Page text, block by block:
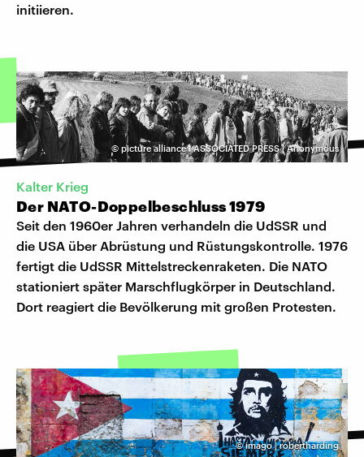
initiieren.
© picture alliance I ASSOCIATED PRESS | Anonymous
Kalter Krieg
Der NATO-Doppelbeschluss 1979
Seit den 1960er Jahren verhandeln die UdSSR und
die USA über Abrüstung und Rüstungskontrolle. 1976
fertigt die UdSSR Mittelstreckenraketen. Die NATO
stationiert später Marschflugkörper in Deutschland.
Dort reagiert die Bevölkerung mit großen Protesten.
©imago | robertharding